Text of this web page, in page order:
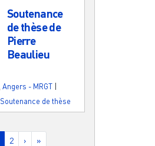
Soutenance
de thèse de
Pierre
Beaulieu
Angers - MRGT
Soutenance de thèse
courante
Page
2 Page suivante
› Dernière page
»